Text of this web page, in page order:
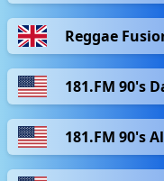
Reggae
181.FM 90's
181.FM 90's